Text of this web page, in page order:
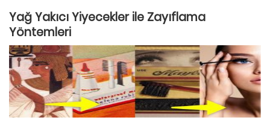
Yağ Yakıcı Yiyecekler ile Zayıflama
Yöntemleri